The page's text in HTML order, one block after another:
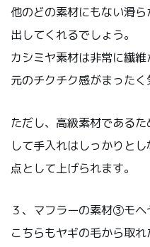
他のどの素材にもない滑
出してくれるでしょう。
カシミヤ素材は非常に繊
元のチクチク感がまったく
ただし、高級素材である
して手入れはしっかりと
点として上げられます。
３、マフラーの素材③モヘ
こちらもヤギの毛から取